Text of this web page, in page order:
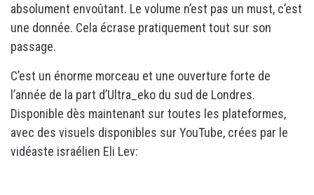
absolument envoûtant. Le volume n’est pas un must, c’est
une donnée. Cela écrase pratiquement tout sur son
passage.
C’est un énorme morceau et une ouverture forte de
l’année de la part d’Ultra_eko du sud de Londres.
Disponible dès maintenant sur toutes les plateformes,
avec des visuels disponibles sur YouTube, crées par le
vidéaste israélien Eli Lev: